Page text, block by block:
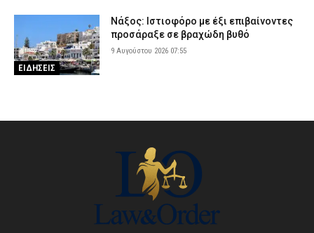
ΕΙΔΗΣΕΙΣ
Νάξος: Ιστιοφόρο με έξι επιβαίνοντες
προσάραξε σε βραχώδη βυθό
9 Αυγούστου 2026 07:55